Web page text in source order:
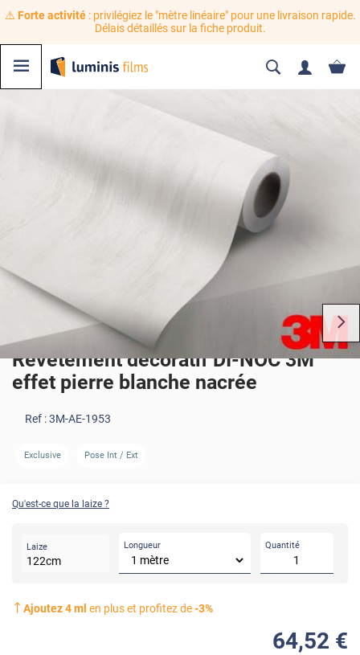
⚠️ Forte activité: privilégiez le "mètre linéaire" pour une livraison rapide.
Délais détaillés sur la fiche produit.
Revêtement décoratif DI-NOC 3M
effet pierre blanche nacrée
Ref :3M-AE-1953
Exclusive Pose Int / Ext
Qu'est-ce que la laize ?
Laize
122cm
Longueur Quantité
Ajoutez4ml en plus et profitez de-3%
64,52 €